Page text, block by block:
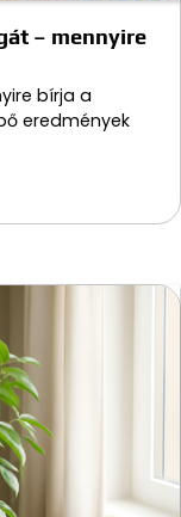
– mennyire
bírja a
eredmények